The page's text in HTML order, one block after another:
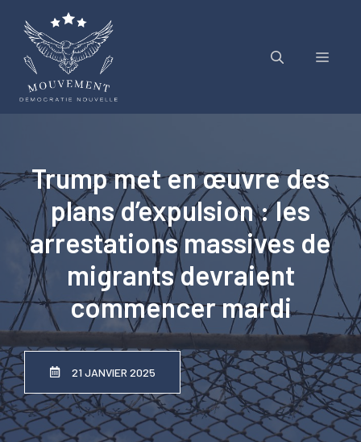
contenu
Menu
Trump met en œuvre des
plans d’expulsion : les
arrestations massives de
migrants devraient
commencer mardi
21 JANVIER 2025